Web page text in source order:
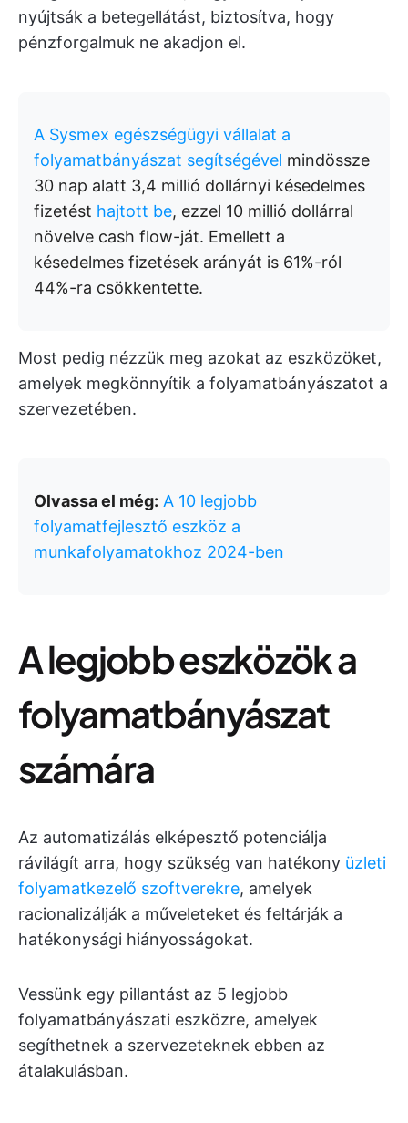
nyújtsák a betegellátást, biztosítva, hogy
pénzforgalmuk ne akadjon el.
A Sysmex egészségügyi vállalat a
folyamatbányászat segítségével mindössze
30 nap alatt 3,4 millió dollárnyi késedelmes
fizetést hajtott be, ezzel 10 millió dollárral
növelve cash flow-ját. Emellett a
késedelmes fizetések arányát is 61%-ról
44%-ra csökkentette.
Most pedig nézzük meg azokat az eszközöket,
amelyek megkönnyítik a folyamatbányászatot a
szervezetében.
Olvassa el még: A 10 legjobb
folyamatfejlesztő eszköz a
munkafolyamatokhoz 2024-ben
A legjobb eszközök a
folyamatbányászat
számára
Az automatizálás elképesztő potenciálja
rávilágít arra, hogy szükség van hatékony üzleti
folyamatkezelő szoftverekre, amelyek
racionalizálják a műveleteket és feltárják a
hatékonysági hiányosságokat.
Vessünk egy pillantást az 5 legjobb
folyamatbányászati eszközre, amelyek
segíthetnek a szervezeteknek ebben az
átalakulásban.